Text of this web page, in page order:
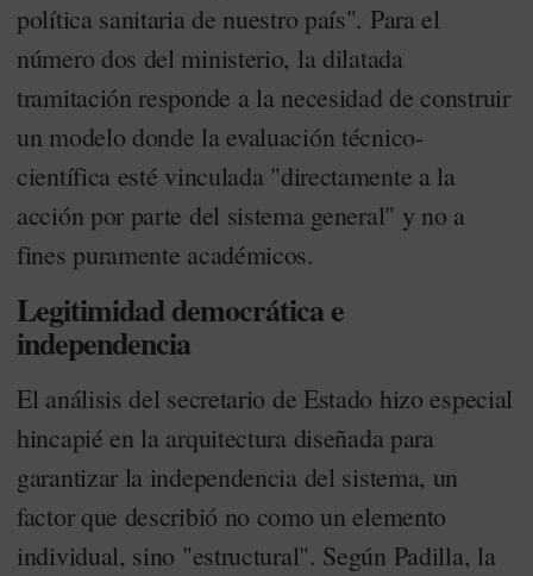
política sanitaria de nuestro país". Para el
número dos del ministerio, la dilatada
tramitación responde a la necesidad de construir
un modelo donde la evaluación técnico-
científica esté vinculada "directamente a la
acción por parte del sistema general" y no a
fines puramente académicos.
Legitimidad democrática e
independencia
El análisis del secretario de Estado hizo especial
hincapié en la arquitectura diseñada para
garantizar la independencia del sistema, un
factor que describió no como un elemento
individual, sino "estructural". Según Padilla, la